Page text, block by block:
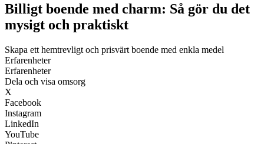
Billigt boende med charm: Så gör du det
mysigt och praktiskt
Skapa ett hemtrevligt och prisvärt boende med enkla medel
Erfarenheter
Erfarenheter
Dela och visa omsorg
X
Facebook
Instagram
LinkedIn
YouTube